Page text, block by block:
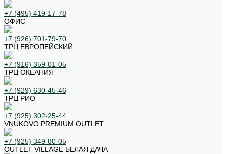
+7 (495) 419-17-78
ОФИС
+7 (926) 701-79-70
ТРЦ ЕВРОПЕЙСКИЙ
+7 (916) 359-01-05
ТРЦ ОКЕАНИЯ
+7 (929) 630-45-46
ТРЦ РИО
+7 (925) 302-25-44
VNUKOVO PREMIUM OUTLET
+7 (925) 349-80-05
OUTLET VILLAGE БЕЛАЯ ДАЧА